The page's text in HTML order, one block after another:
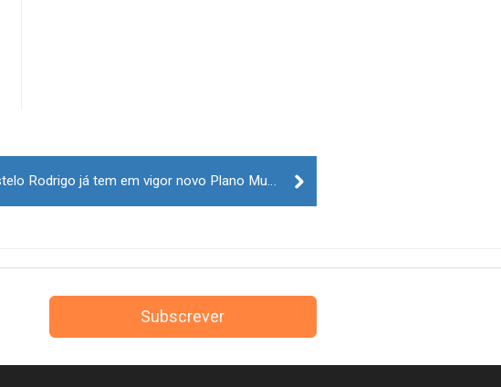
Figueira de Castelo Rodrigo já tem em vigor novo Plano Municipal de Defesa da Floresta contra Incêndios
Subscrever